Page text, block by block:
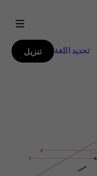
تحديد اللغة تنزيل